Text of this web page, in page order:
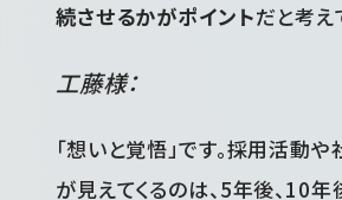
続させるかがポイントだと考え
工藤様：
「想いと覚悟」です。採用活動
が見えてくるのは、5年後、10年